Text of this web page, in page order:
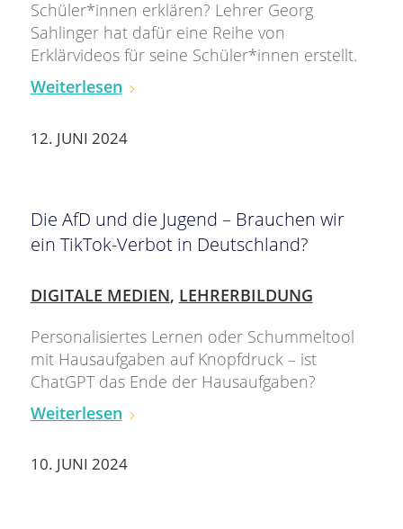
Schüler*innen erklären? Lehrer Georg
Sahlinger hat dafür eine Reihe von
Erklärvideos für seine Schüler*innen erstellt.
Weiterlesen
12. JUNI 2024
Die AfD und die Jugend – Brauchen wir
ein TikTok-Verbot in Deutschland?
DIGITALE MEDIEN, LEHRERBILDUNG
Personalisiertes Lernen oder Schummeltool
mit Hausaufgaben auf Knopfdruck – ist
ChatGPT das Ende der Hausaufgaben?
Weiterlesen
10. JUNI 2024